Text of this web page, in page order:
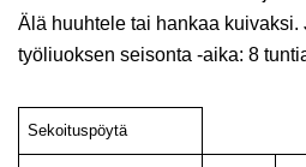
Älä huuhtele tai hankaa kuivaksi.
työliuoksen seisonta -aika: 8
Sekoituspöytä